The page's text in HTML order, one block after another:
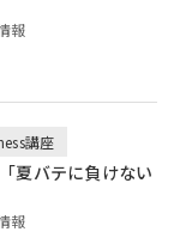
報
講座
夏バテに負けない
報